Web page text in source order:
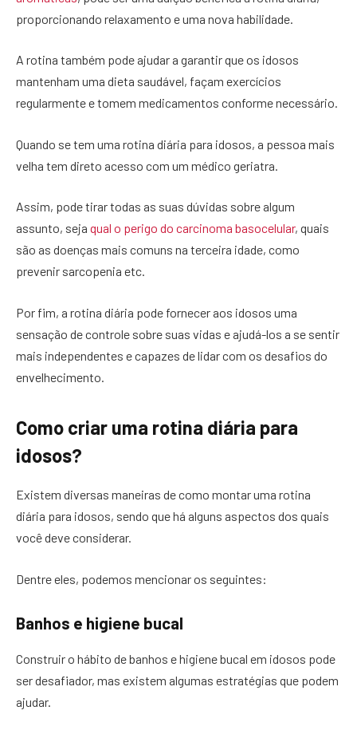
proporcionando relaxamento e uma nova habilidade.
A rotina também pode ajudar a garantir que os idosos
mantenham uma dieta saudável, façam exercícios
regularmente e tomem medicamentos conforme necessário.
Quando se tem uma rotina diária para idosos, a pessoa mais
velha tem direto acesso com um médico geriatra.
Assim, pode tirar todas as suas dúvidas sobre algum
assunto, seja qual o perigo do carcinoma basocelular, quais
são as doenças mais comuns na terceira idade, como
prevenir sarcopenia etc.
Por fim, a rotina diária pode fornecer aos idosos uma
sensação de controle sobre suas vidas e ajudá-los a se sentir
mais independentes e capazes de lidar com os desafios do
envelhecimento.
Como criar uma rotina diária para
idosos?
Existem diversas maneiras de como montar uma rotina
diária para idosos, sendo que há alguns aspectos dos quais
você deve considerar.
Dentre eles, podemos mencionar os seguintes:
Banhos e higiene bucal
Construir o hábito de banhos e higiene bucal em idosos pode
ser desafiador, mas existem algumas estratégias que podem
ajudar.